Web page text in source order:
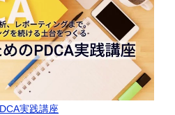
実践講座